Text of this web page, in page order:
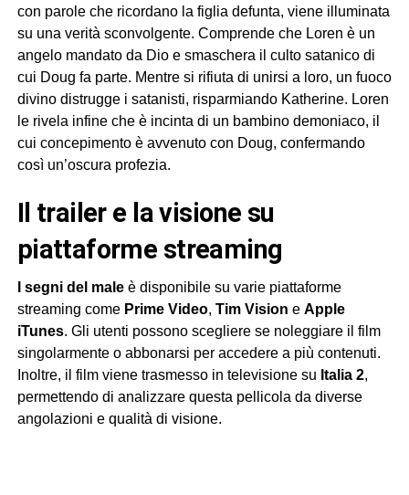
con parole che ricordano la figlia defunta, viene illuminata
su una verità sconvolgente. Comprende che Loren è un
angelo mandato da Dio e smaschera il culto satanico di
cui Doug fa parte. Mentre si rifiuta di unirsi a loro, un fuoco
divino distrugge i satanisti, risparmiando Katherine. Loren
le rivela infine che è incinta di un bambino demoniaco, il
cui concepimento è avvenuto con Doug, confermando
così un’oscura profezia.
Il trailer e la visione su
piattaforme streaming
I segni del maleè disponibile su varie piattaforme
streaming come Prime Video, Tim Vision e Apple
iTunes. Gli utenti possono scegliere se noleggiare il film
singolarmente o abbonarsi per accedere a più contenuti.
Inoltre, il film viene trasmesso in televisione su Italia 2,
permettendo di analizzare questa pellicola da diverse
angolazioni e qualità di visione.